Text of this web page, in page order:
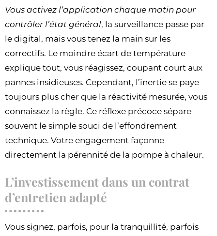
Vous activez l’application chaque matin pour
contrôler l’état général, la surveillance passe par
le digital, mais vous tenez la main sur les
correctifs. Le moindre écart de température
explique tout, vous réagissez, coupant court aux
pannes insidieuses. Cependant, l’inertie se paye
toujours plus cher que la réactivité mesurée, vous
connaissez la règle. Ce réflexe précoce sépare
souvent le simple souci de l’effondrement
technique. Votre engagement façonne
directement la pérennité de la pompe à chaleur.
L’investissement dans un contrat
d’entretien adapté
Vous signez, parfois, pour la tranquillité, parfois